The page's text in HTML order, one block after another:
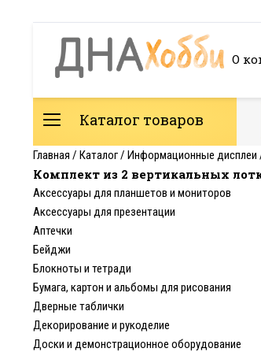
О
Каталог товаров
Главная / Каталог/ Информационные дисплеи
Комплект из 2 вертикальных
Аксессуары для планшетов и мониторов
Аксессуары для презентации
Аптечки
Бейджи
Блокноты и тетради
Бумага, картон и альбомы для рисования
Дверные таблички
Декорирование и рукоделие
Доски и демонстрационное оборудование